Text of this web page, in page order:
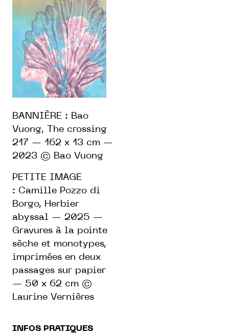
BANNIÈRE : Bao
Vuong, The crossing
217 — 162 x 13 cm —
2023 © Bao Vuong
PETITE IMAGE
: Camille Pozzo di
Borgo, Herbier
abyssal — 2025 —
Gravures à la pointe
sèche et monotypes,
imprimées en deux
passages sur papier
— 50 x 62 cm ©
Laurine Vernières
INFOS PRATIQUES